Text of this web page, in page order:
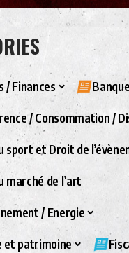
/ Finances
/ Consommation /
sport et Droit de
marché de l’art
/ Energie
et patrimoine